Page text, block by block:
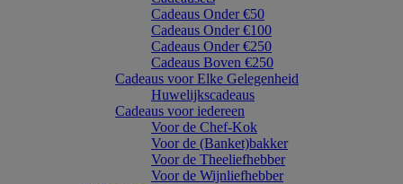
Cadeaus Onder €50
Cadeaus Onder €100
Cadeaus Onder €250
Cadeaus Boven €250
Cadeaus voor Elke Gelegenheid
Huwelijkscadeaus
Cadeaus voor iedereen
Voor de Chef-Kok
Voor de (Banket)bakker
Voor de Theeliefhebber
Voor de Wijnliefhebber